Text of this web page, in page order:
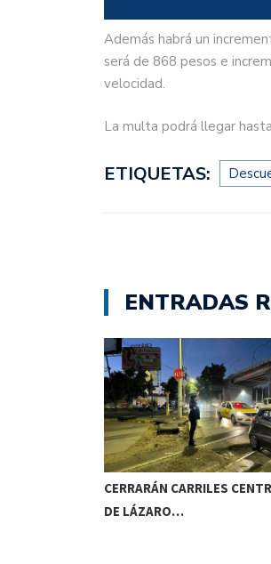
Además habrá un
será de 868 pesos e
velocidad.
La multa podrá llegar
ETIQUETAS:
ENTRADAS
CERRARÁN CARRILES
DE LÁZARO…